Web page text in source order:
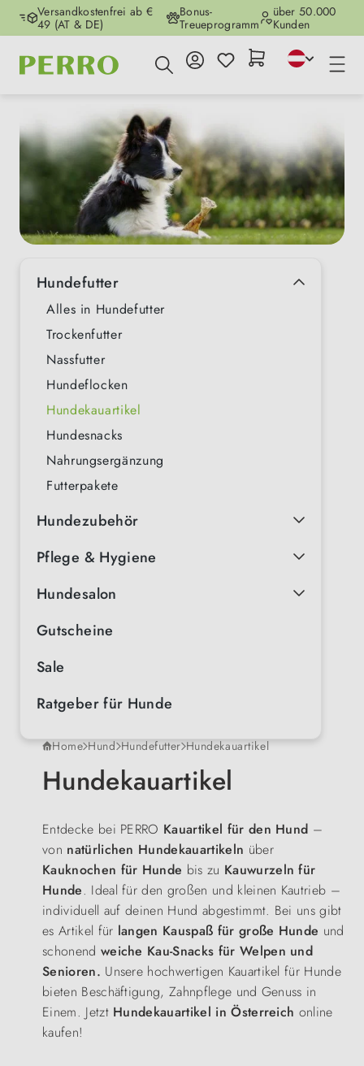
Zum Hauptinhalt springen
Versandkostenfrei ab €
49 (AT & DE)
Bonus-
Treueprogramm
über 50.000
Kunden
Hundefutter
Alles in Hundefutter
Trockenfutter
Nassfutter
Hundeflocken
Hundekauartikel
Hundesnacks
Nahrungsergänzung
Futterpakete
Hundezubehör
Pflege & Hygiene
Hundesalon
Gutscheine
Sale
Ratgeber für Hunde
Home Hund Hundefutter Hundekauartikel
Hundekauartikel
Entdecke bei PERRO Kauartikel für den Hund –
von natürlichen Hundekauartikeln über
Kauknochen für Hunde bis zu Kauwurzeln für
Hunde. Ideal für den großen und kleinen Kautrieb –
individuell auf deinen Hund abgestimmt. Bei uns gibt
es Artikel für langen Kauspaß für große Hunde und
schonend weiche Kau-Snacks für Welpen und
Senioren. Unsere hochwertigen Kauartikel für Hunde
bieten Beschäftigung, Zahnpflege und Genuss in
Einem. Jetzt Hundekauartikel in Österreich online
kaufen!